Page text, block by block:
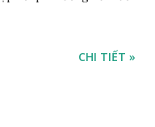
CHI TIẾT »